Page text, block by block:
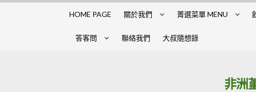
HOME PAGE 關於我們 菁選菜單 MENU
答客問 聯絡我們 大叔隨想錄
非洲